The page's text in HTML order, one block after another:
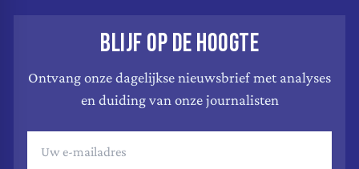
BLIJF OP DE HOOGTE
Ontvang onze dagelijkse nieuwsbrief met analyses
en duiding van onze journalisten